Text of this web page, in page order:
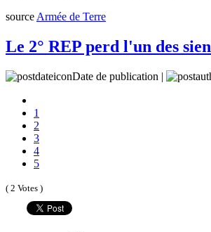
source Armée de Terre
Le 2° REP perd l'un des
Date de publication |
1
2
3
4
5
( 2 Votes )